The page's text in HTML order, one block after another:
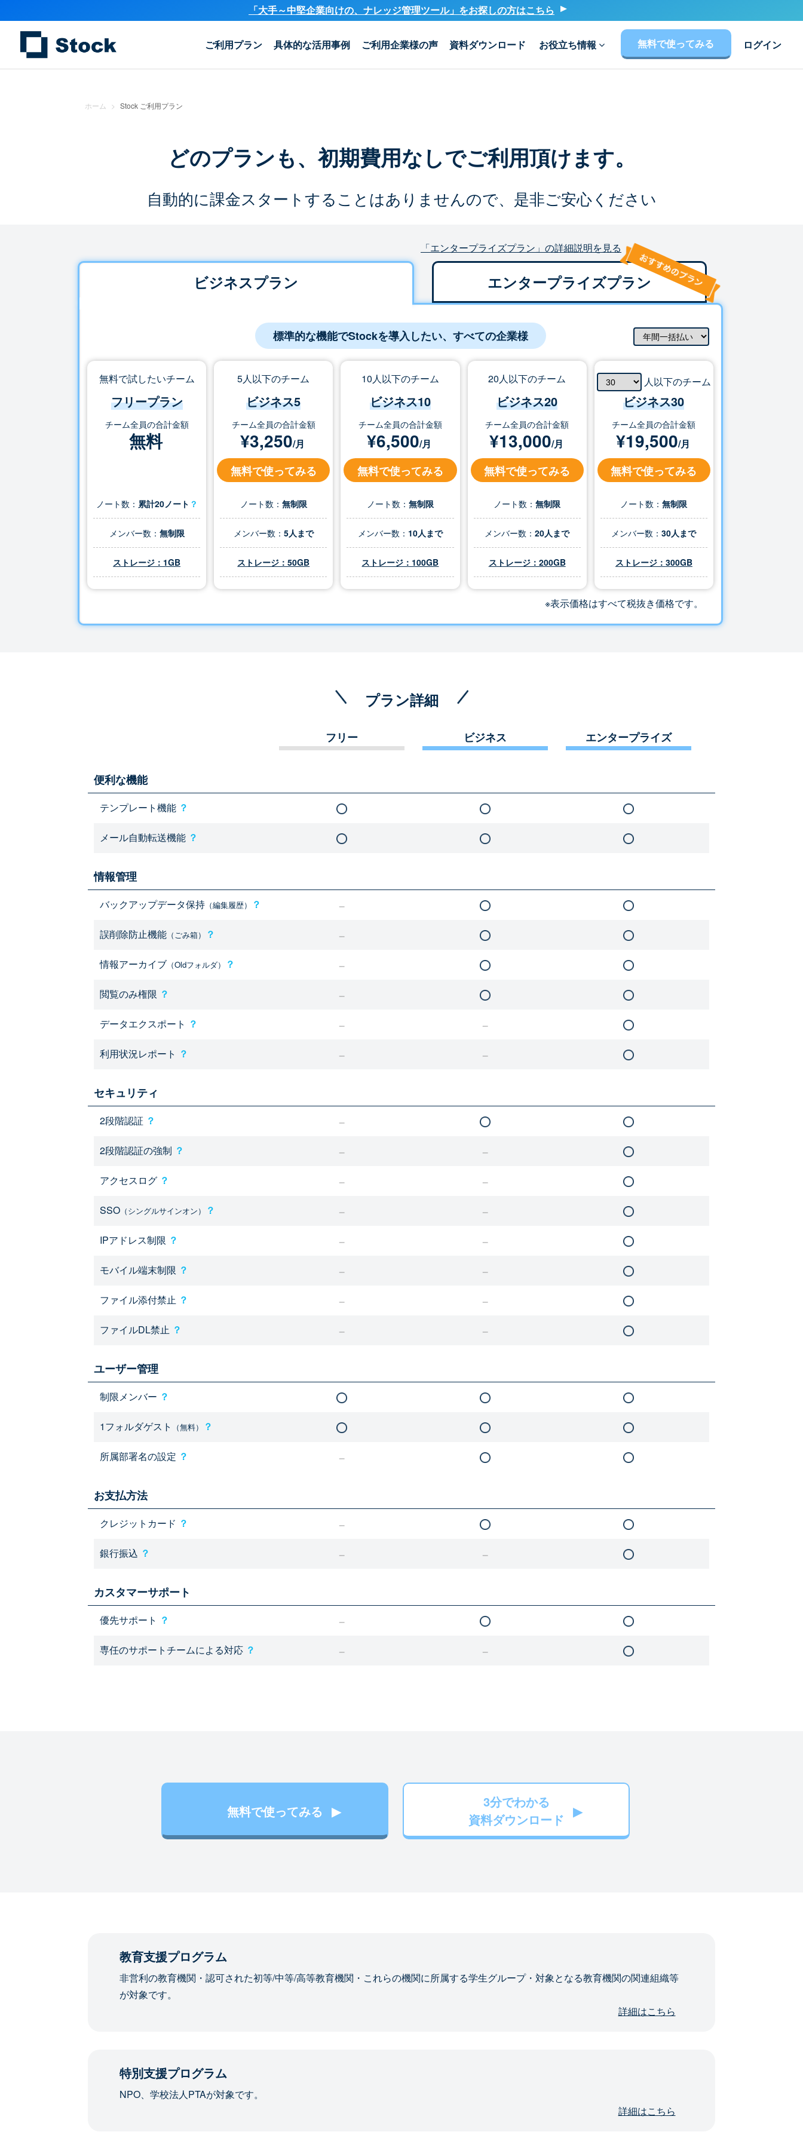
「大手～中堅企業向けの、ナレッジ管理ツール」をお探しの方はこちら
ご利用プラン 具体的な活用事例 ご利用企業様の声 資料ダウンロード お役立ち情報 無料で使ってみる ログイン
ホーム > Stock ご利用プラン
どのプランも、初期費用なしでご利用頂けます。
自動的に課金スタートすることはありませんので、是非ご安心ください
「エンタープライズプラン」の詳細説明を見る
ビジネスプラン エンタープライズプラン
標準的な機能でStockを導入したい、すべての企業様
無料で試したいチーム
フリープラン
チーム全員の合計金額
無料
ノート数： 累計20ノート ？
メンバー数： 無制限
ストレージ：1GB
5人以下のチーム
ビジネス5
チーム全員の合計金額
¥3,250/月
無料で使ってみる
ノート数： 無制限
メンバー数： 5人まで
ストレージ：50GB
10人以下のチーム
ビジネス10
チーム全員の合計金額
¥6,500/月
無料で使ってみる
ノート数： 無制限
メンバー数： 10人まで
ストレージ：100GB
20人以下のチーム
ビジネス20
チーム全員の合計金額
¥13,000/月
無料で使ってみる
ノート数：無制限
メンバー数：20人まで
ストレージ：200GB
人以下のチーム
ビジネス30
チーム全員の合計金額
¥19,500/月
無料で使ってみる
ノート数：無制限
メンバー数：30人まで
ストレージ： 300GB
※表示価格はすべて税抜き価格です。
プラン詳細
フリー ビジネス エンタープライズ
便利な機能
テンプレート機能 ？
メール自動転送機能 ？
情報管理
バックアップデータ保持 （編集履歴） ？
誤削除防止機能 （ごみ箱） ？
情報アーカイブ （Oldフォルダ） ？
閲覧のみ権限 ？
データエクスポート ？
利用状況レポート ？
セキュリティ
2段階認証 ？
2段階認証の強制 ？
アクセスログ ？
SSO （シングルサインオン） ？
IPアドレス制限 ？
モバイル端末制限 ？
ファイル添付禁止 ？
ファイルDL禁止 ？
ユーザー管理
制限メンバー ？
1フォルダゲスト （無料） ？
所属部署名の設定 ？
お支払方法
クレジットカード ？
銀行振込 ？
カスタマーサポート
優先サポート ？
専任のサポートチームによる対応 ？
無料で使ってみる
3分でわかる
資料ダウンロード
教育支援プログラム
非営利の教育機関・認可された初等/中等/高等教育機関・これらの機関に所属する学生グループ・対象となる教育機関の関連組織等
が対象です。
詳細はこちら
特別支援プログラム
NPO、学校法人PTAが対象です。
詳細はこちら